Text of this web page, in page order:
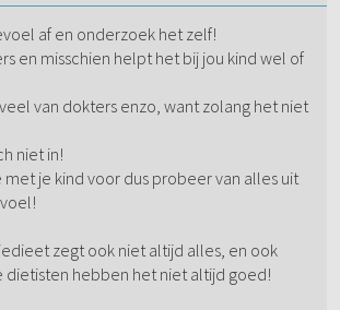
af en onderzoek het zelf!
en misschien helpt het bij jou kind wel of
van dokters enzo, want zolang het niet
niet in!
je kind voor dus probeer van alles uit
zegt ook niet altijd alles, en ook
dietisten hebben het niet altijd goed!